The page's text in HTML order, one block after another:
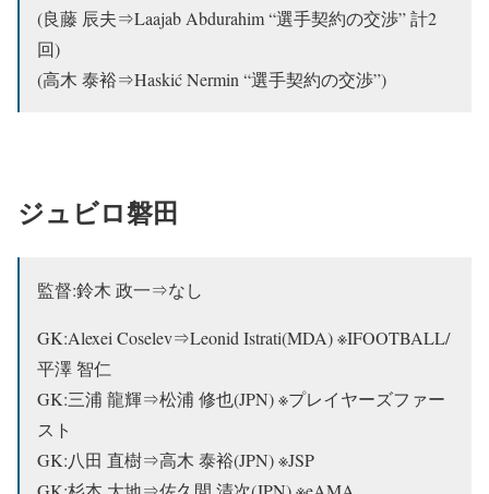
(良藤 辰夫⇒Laajab Abdurahim “選手契約の交渉” 計2
回)
(高木 泰裕⇒Haskić Nermin “選手契約の交渉”)
ジュビロ磐田
監督:鈴木 政一⇒なし
GK:Alexei Coselev⇒Leonid Istrati(MDA) ※IFOOTBALL/
平澤 智仁
GK:三浦 龍輝⇒松浦 修也(JPN) ※プレイヤーズファー
スト
GK:八田 直樹⇒高木 泰裕(JPN) ※JSP